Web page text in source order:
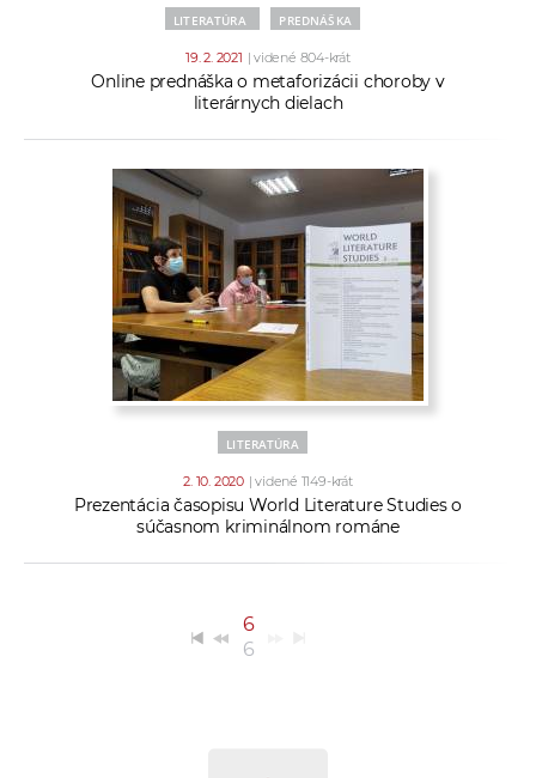
LITERATÚRA PREDNÁŠKA
19. 2. 2021 | videné 804-krát
Online prednáška o metaforizácii choroby v
literárnych dielach
LITERATÚRA
2. 10. 2020 | videné 1149-krát
Prezentácia časopisu World Literature Studies o
súčasnom kriminálnom románe
6
6